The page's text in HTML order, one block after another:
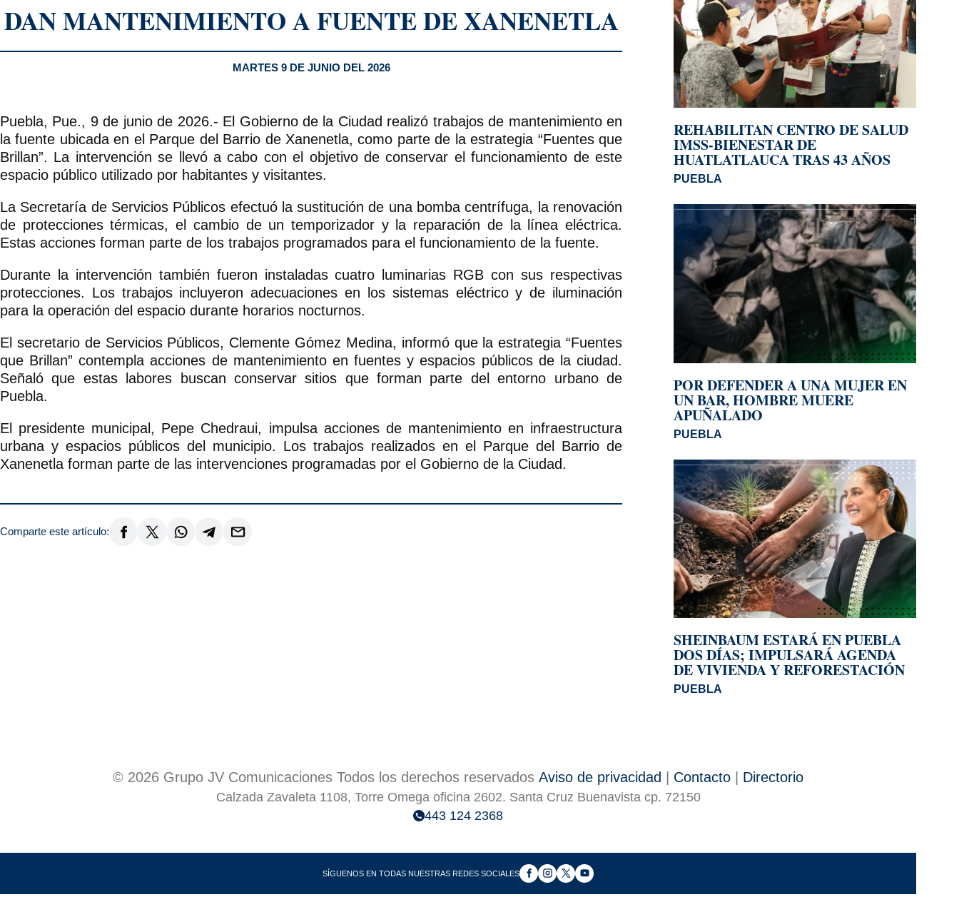
DAN MANTENIMIENTO A FUENTE DE XANENETLA
MARTES 9 DE JUNIO DEL 2026
Puebla, Pue., 9 de junio de 2026.- El Gobierno de la Ciudad realizó trabajos de mantenimiento en
la fuente ubicada en el Parque del Barrio de Xanenetla, como parte de la estrategia “Fuentes que
Brillan”. La intervención se llevó a cabo con el objetivo de conservar el funcionamiento de este
espacio público utilizado por habitantes y visitantes.
La Secretaría de Servicios Públicos efectuó la sustitución de una bomba centrífuga, la renovación
de protecciones térmicas, el cambio de un temporizador y la reparación de la línea eléctrica.
Estas acciones forman parte de los trabajos programados para el funcionamiento de la fuente.
Durante la intervención también fueron instaladas cuatro luminarias RGB con sus respectivas
protecciones. Los trabajos incluyeron adecuaciones en los sistemas eléctrico y de iluminación
para la operación del espacio durante horarios nocturnos.
El secretario de Servicios Públicos, Clemente Gómez Medina, informó que la estrategia “Fuentes
que Brillan” contempla acciones de mantenimiento en fuentes y espacios públicos de la ciudad.
Señaló que estas labores buscan conservar sitios que forman parte del entorno urbano de
Puebla.
El presidente municipal, Pepe Chedraui, impulsa acciones de mantenimiento en infraestructura
urbana y espacios públicos del municipio. Los trabajos realizados en el Parque del Barrio de
Xanenetla forman parte de las intervenciones programadas por el Gobierno de la Ciudad.
Comparte este artículo:
REHABILITAN CENTRO DE SALUD
IMSS-BIENESTAR DE
HUATLATLAUCA TRAS 43 AÑOS
PUEBLA
POR DEFENDER A UNA MUJER EN
UN BAR, HOMBRE MUERE
APUÑALADO
PUEBLA
SHEINBAUM ESTARÁ EN PUEBLA
DOS DÍAS; IMPULSARÁ AGENDA
DE VIVIENDA Y REFORESTACIÓN
PUEBLA
© 2026 Grupo JV Comunicaciones Todos los derechos reservados Aviso de privacidad Contacto Directorio
Calzada Zavaleta 1108, Torre Omega oficina 2602. Santa Cruz Buenavista cp. 72150
443 124 2368
SÍGUENOS EN TODAS NUESTRAS REDES SOCIALES